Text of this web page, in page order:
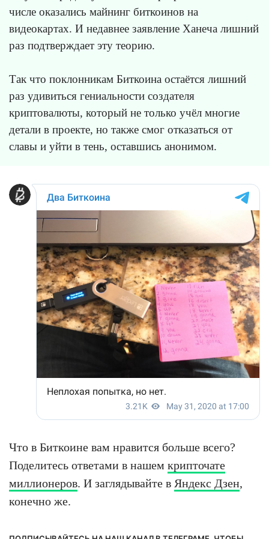
числе оказались майнинг биткоинов на
видеокартах. И недавнее заявление Ханеча лишний
раз подтверждает эту теорию.
Так что поклонникам Биткоина остаётся лишний
раз удивиться гениальности создателя
криптовалюты, который не только учёл многие
детали в проекте, но также смог отказаться от
славы и уйти в тень, оставшись анонимом.
Что в Биткоине вам нравится больше всего?
Поделитесь ответами в нашем крипточате
миллионеров. И заглядывайте в Яндекс Дзен,
конечно же.